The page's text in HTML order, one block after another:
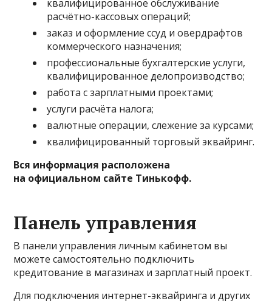
квалифицированное обслуживание
расчётно-кассовых операций;
заказ и оформление ссуд и овердрафтов
коммерческого назначения;
профессиональные бухгалтерские услуги,
квалифицированное делопроизводство;
работа с зарплатными проектами;
услуги расчёта налога;
валютные операции, слежение за курсами;
квалифицированный торговый эквайринг.
Вся информация расположена
на официальном сайте Тинькофф.
Панель управления
В панели управления личным кабинетом вы
можете самостоятельно подключить
кредитование в магазинах и зарплатный проект.
Для подключения интернет-эквайринга и других